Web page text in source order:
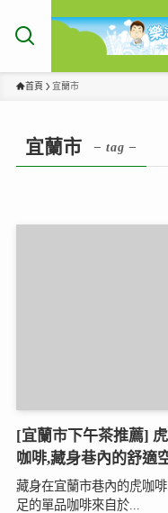
首頁 宜蘭市
宜蘭市 – tag –
[宜蘭市下午茶推薦]
咖啡,藏身巷內的舒適
藏身在宜蘭市巷內的虎咖
足的單品咖啡來自於...